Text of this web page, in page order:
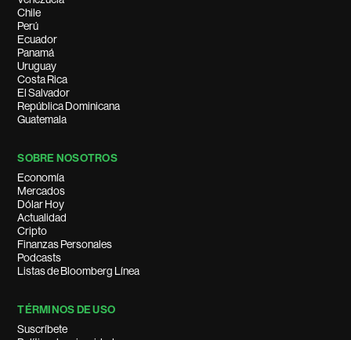
Chile
Perú
Ecuador
Panamá
Uruguay
Costa Rica
El Salvador
República Dominicana
Guatemala
SOBRE NOSOTROS
Economía
Mercados
Dólar Hoy
Actualidad
Cripto
Finanzas Personales
Podcasts
Listas de Bloomberg Línea
TÉRMINOS DE USO
Suscríbete